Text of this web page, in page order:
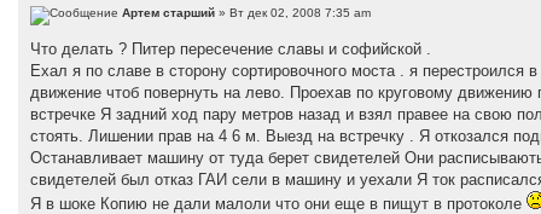
Артем старший » Вт дек 02, 2008 7:35 am
Что делать ? Питер пересечение славы и софийской .
Ехал я по славе в сторону сортировочного моста . я перестроился
движение чтоб повернуть на лево. Проехав по круговому
встречке Я задний ход пару метров назад и взял правее на свою
стоять. Лишении прав на 4 6 м. Выезд на встречку . Я откозался
Останавливает машину от туда берет свидетелей Они
свидетелей был отказ ГАИ сели в машину и уехали Я ток
Я в шоке Копию не дали малоли что они еще в пищут в протоколе